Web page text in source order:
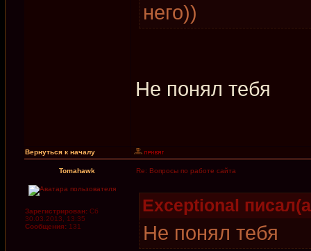
него))
Не понял тебя
Вернуться к началу
Tomahawk Re: Вопросы по работе сайта
Зарегистрирован: Сб
30.03.2013, 13:35
Сообщения: 131
Exceptional
Не понял тебя